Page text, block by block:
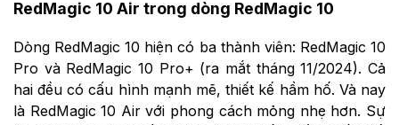
RedMagic 10 Air trong dòng RedMagic 10
Dòng RedMagic 10 hiện có ba thành viên: RedMagic 10
Pro và RedMagic 10 Pro+ (ra mắt tháng 11/2024). Cả
hai đều có cấu hình mạnh mẽ, thiết kế hầm hố. Và nay
là RedMagic 10 Air với phong cách mỏng nhẹ hơn. Sự